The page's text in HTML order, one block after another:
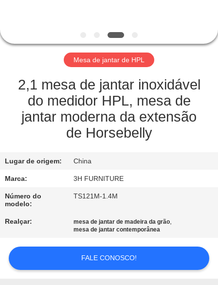
QUALIDADE
CONTATO
E.U.
PEÇA
UMAS
MAPA
DO
SITE
POLICY
Mesa de jantar de HPL
2,1 mesa de jantar inoxidável
do medidor HPL, mesa de
jantar moderna da extensão
de Horsebelly
Lugar de origem: China
Marca: 3H FURNITURE
Número do
modelo:
TS121M-1.4M
Realçar: mesa de jantar de madeira da grão,
mesa de jantar contemporânea
FALE CONOSCO!